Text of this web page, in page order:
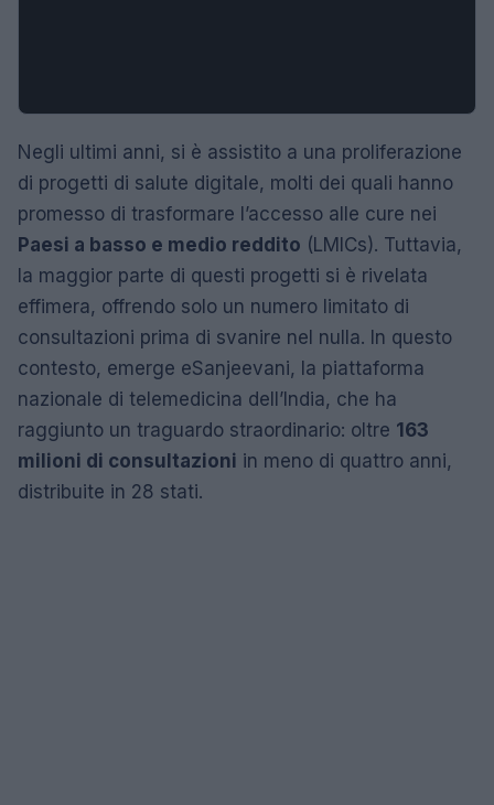
Negli ultimi anni, si è assistito a una proliferazione
di progetti di salute digitale, molti dei quali hanno
promesso di trasformare l’accesso alle cure nei
Paesi a basso e medio reddito (LMICs). Tuttavia,
la maggior parte di questi progetti si è rivelata
effimera, offrendo solo un numero limitato di
consultazioni prima di svanire nel nulla. In questo
contesto, emerge eSanjeevani, la piattaforma
nazionale di telemedicina dell’India, che ha
raggiunto un traguardo straordinario: oltre 163
milioni di consultazioni in meno di quattro anni,
distribuite in 28 stati.